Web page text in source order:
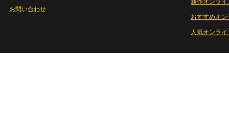
お問い合わせ
新作オンライ
おすすめオ
人気オンラ